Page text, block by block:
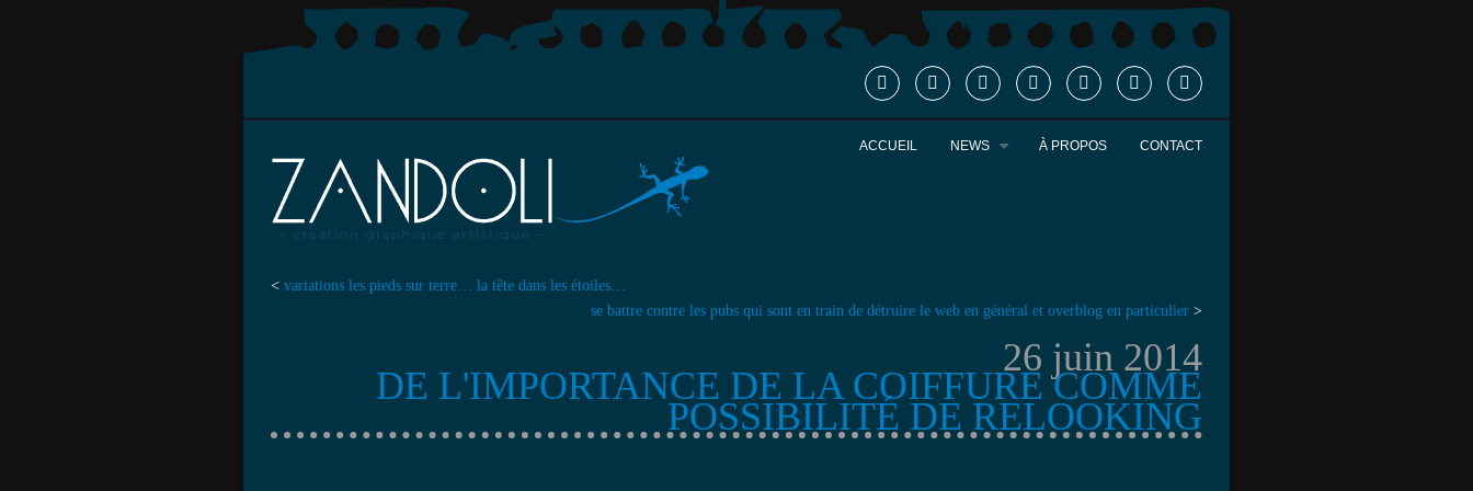
ACCUEIL NEWS À PROPOS CONTACT
< variations les pieds sur terre… la tête dans les étoiles…
se battre contre les pubs qui sont en train de détruire le web en général et overblog en particulier >
26 juin 2014
DE L'IMPORTANCE DE LA COIFFURE COMME
POSSIBILITÉ DE RELOOKING